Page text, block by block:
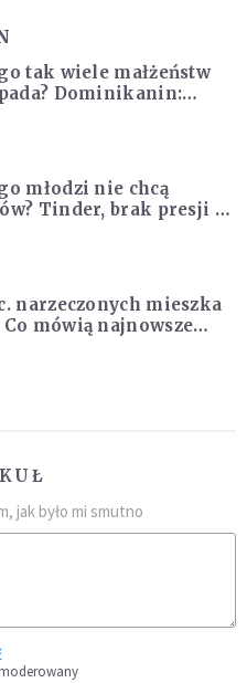
tak wiele małżeństw
Dominikanin:
do dziecięcego
młodzi nie chcą
Tinder, brak presji i
do miłości
narzeczonych mieszka
Co mówią najnowsze
ISKK?
jak było mi smutno